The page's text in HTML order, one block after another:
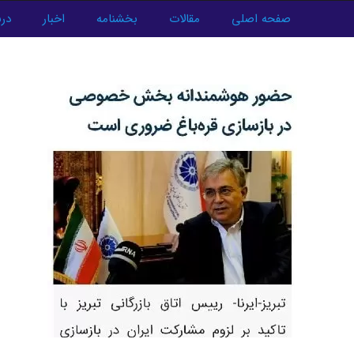
صفحه اصلی مقالات بخشنامه اخبار